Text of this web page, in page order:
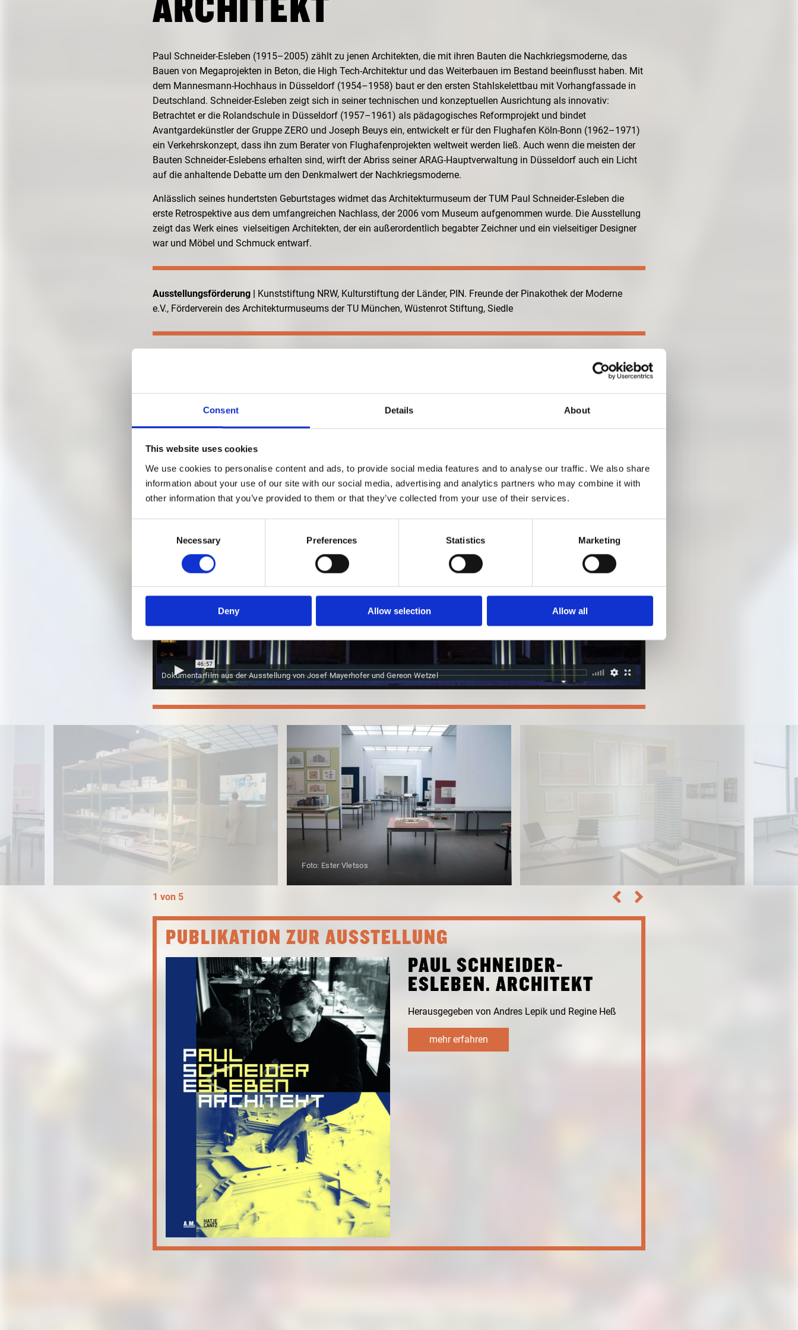
Consent Details About
This website uses cookies
We use cookies to personalise content and ads, to provide social media features and to analyse our traffic. We also share
information about your use of our site with our social media, advertising and analytics partners who may combine it with
other information that you’ve provided to them or that they’ve collected from your use of their services.
Necessary Preferences Statistics Marketing
Deny Allow selection Allow all
ARCHITEKT
Paul Schneider-Esleben (1915–2005) zählt zu jenen Architekten, die mit ihren Bauten die Nachkriegsmoderne, das
Bauen von Megaprojekten in Beton, die High Tech-Architektur und das Weiterbauen im Bestand beeinflusst haben. Mit
dem Mannesmann-Hochhaus in Düsseldorf (1954–1958) baut er den ersten Stahlskelettbau mit Vorhangfassade in
Deutschland. Schneider-Esleben zeigt sich in seiner technischen und konzeptuellen Ausrichtung als innovativ:
Betrachtet er die Rolandschule in Düsseldorf (1957–1961) als pädagogisches Reformprojekt und bindet
Avantgardekünstler der Gruppe ZERO und Joseph Beuys ein, entwickelt er für den Flughafen Köln-Bonn (1962–1971)
ein Verkehrskonzept, dass ihn zum Berater von Flughafenprojekten weltweit werden ließ. Auch wenn die meisten der
Bauten Schneider-Eslebens erhalten sind, wirft der Abriss seiner ARAG-Hauptverwaltung in Düsseldorf auch ein Licht
auf die anhaltende Debatte um den Denkmalwert der Nachkriegsmoderne.
Anlässlich seines hundertsten Geburtstages widmet das Architekturmuseum der TUM Paul Schneider-Esleben die
erste Retrospektive aus dem umfangreichen Nachlass, der 2006 vom Museum aufgenommen wurde. Die Ausstellung
zeigt das Werk eines vielseitigen Architekten, der ein außerordentlich begabter Zeichner und ein vielseitiger Designer
war und Möbel und Schmuck entwarf.
Ausstellungsförderung | Kunststiftung NRW, Kulturstiftung der Länder, PIN. Freunde der Pinakothek der Moderne
e.V., Förderverein des Architekturmuseums der TU München, Wüstenrot Stiftung, Siedle
Dokumentarfilm aus der Ausstellung von Josef Mayerhofer und Gereon Wetzel
Foto: Ester Vletsos
1 von 5
PUBLIKATION ZUR AUSSTELLUNG
PAUL SCHNEIDER-
ESLEBEN. ARCHITEKT
Herausgegeben von Andres Lepik und Regine Heß
mehr erfahren